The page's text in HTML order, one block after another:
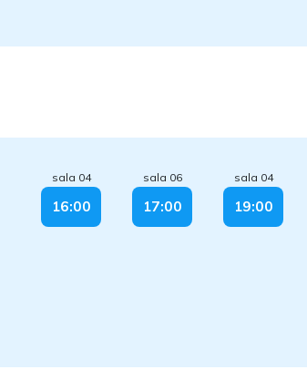
sala 04
16:00
sala 06
17:00
sala 04
19:00